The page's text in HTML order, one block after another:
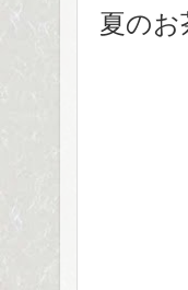
夏のお